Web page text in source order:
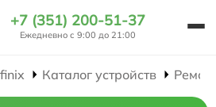
+7 (351) 200-51-37
Ежедневно с 9:00 до 21:00
Каталог устройств